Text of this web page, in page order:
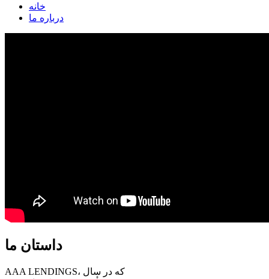
خانه
درباره ما
داستان ما
AAA LENDINGS، که در سال